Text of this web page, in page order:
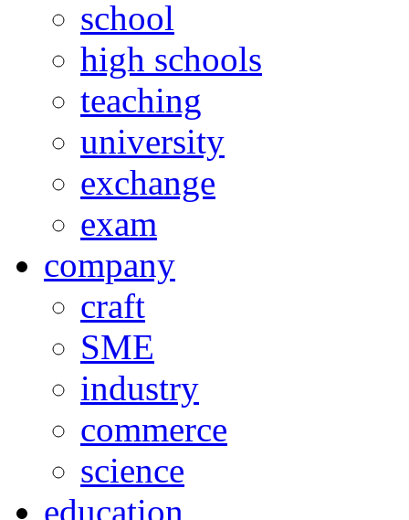
school
high schools
teaching
university
exchange
exam
company
craft
SME
industry
commerce
science
education